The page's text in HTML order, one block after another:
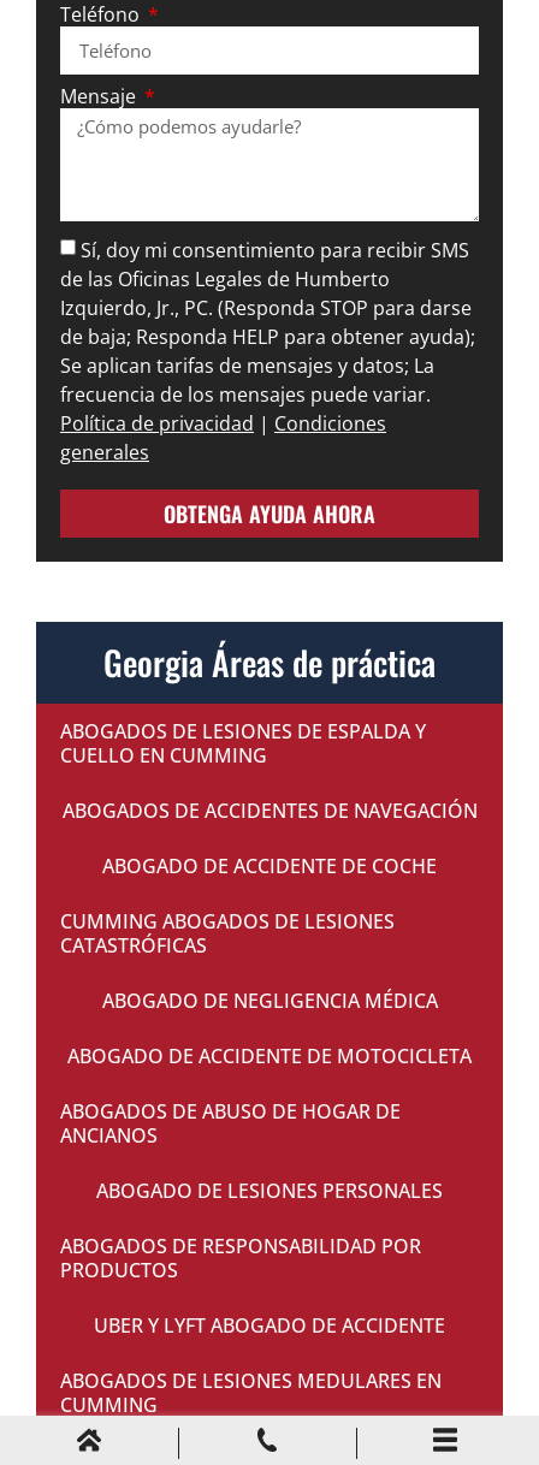
Teléfono
Mensaje
Sí, doy mi consentimiento para recibir SMS
de las Oficinas Legales de Humberto
Izquierdo, Jr., PC. (Responda STOP para darse
de baja; Responda HELP para obtener ayuda);
Se aplican tarifas de mensajes y datos; La
frecuencia de los mensajes puede variar.
Política de privacidad | Condiciones
generales
OBTENGA AYUDA AHORA
Georgia Áreas de práctica
ABOGADOS DE LESIONES DE ESPALDA Y
CUELLO EN CUMMING
ABOGADOS DE ACCIDENTES DE NAVEGACIÓN
ABOGADO DE ACCIDENTE DE COCHE
CUMMING ABOGADOS DE LESIONES
CATASTRÓFICAS
ABOGADO DE NEGLIGENCIA MÉDICA
ABOGADO DE ACCIDENTE DE MOTOCICLETA
ABOGADOS DE ABUSO DE HOGAR DE
ANCIANOS
ABOGADO DE LESIONES PERSONALES
ABOGADOS DE RESPONSABILIDAD POR
PRODUCTOS
UBER Y LYFT ABOGADO DE ACCIDENTE
ABOGADOS DE LESIONES MEDULARES EN
CUMMING